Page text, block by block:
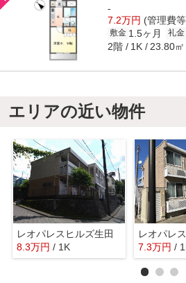
-
7.2万円 (管理費
敷金 1.5ヶ月 礼金
2階 1K 23.80㎡
エリアの近い物件
レオパレスヒルズ生田
8.3万円 / 1K
7.3万円 /